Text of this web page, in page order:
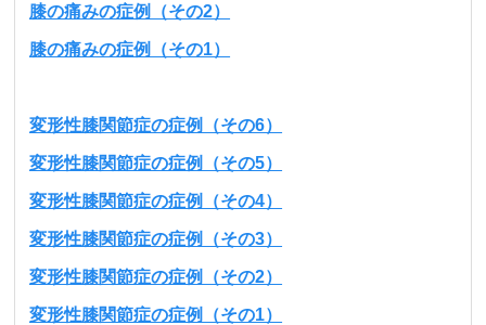
膝の痛みの症例（その2）
膝の痛みの症例（その1）
変形性膝関節症の症例（その6）
変形性膝関節症の症例（その5）
変形性膝関節症の症例（その4）
変形性膝関節症の症例（その3）
変形性膝関節症の症例（その2）
変形性膝関節症の症例（その1）